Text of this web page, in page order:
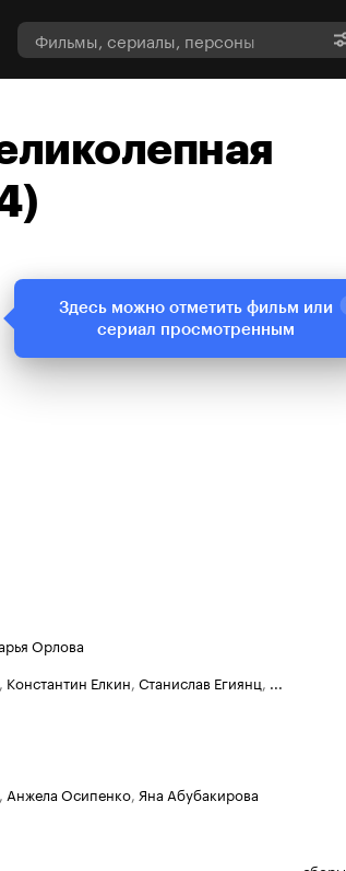
Орлова
, Константин Елкин, Станислав Егиянц, ...
, Анжела Осипенко, Яна Абубакирова
Здесь можно отметить фильм или
сериал просмотренным